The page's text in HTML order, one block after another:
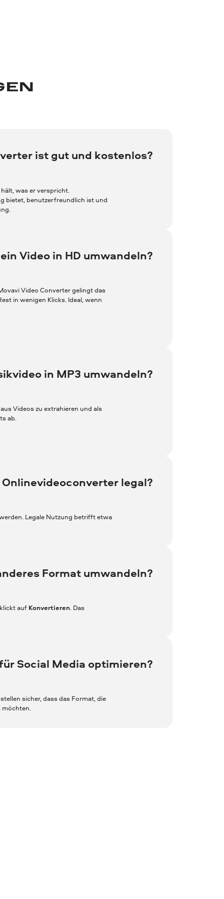
ist gut und kostenlos?
was er verspricht.
bietet, benutzerfreundlich ist und
Video in HD umwandeln?
Video Converter gelingt das
in wenigen Klicks. Ideal, wenn
in MP3 umwandeln?
Videos zu extrahieren und als
ab.
legal?
Legale Nutzung betrifft etwa
Format umwandeln?
auf Konvertieren. Das
Social Media optimieren?
sicher, dass das Format, die
möchten.